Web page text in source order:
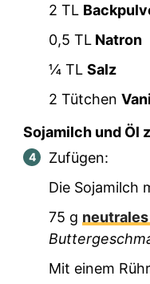
2 TL
0,5 TL Natron
¼ TL Salz
2 Tütchen
Sojamilch und Öl
Zufügen:
Die Sojamilch
75 g neutrales
Mit einem